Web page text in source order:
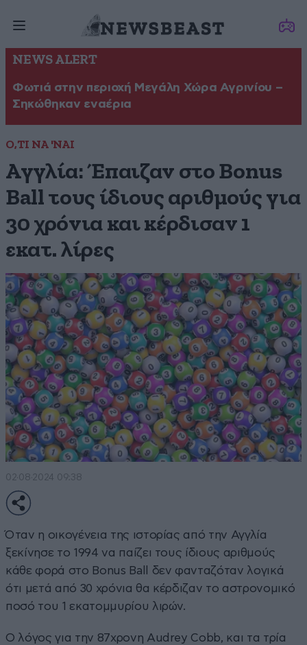
NEWS ALERT
Φωτιά στην περιοχή Μεγάλη Χώρα Αγρινίου –
Σηκώθηκαν εναέρια
Ο,ΤΙ ΝΑ 'ΝΑΙ
Αγγλία: Έπαιζαν στο Bonus
Ball τους ίδιους αριθμούς για
30 χρόνια και κέρδισαν 1
εκατ. λίρες
02·08·2024 09:38
Όταν η οικογένεια της ιστορίας από την Αγγλία
ξεκίνησε το 1994 να παίζει τους ίδιους αριθμούς
κάθε φορά στο Bonus Ball δεν φανταζόταν λογικά
ότι μετά από 30 χρόνια θα κέρδιζαν το αστρονομικό
ποσό του 1 εκατομμυρίου λιρών.
Ο λόγος για την 87χρονη Audrey Cobb, και τα τρία